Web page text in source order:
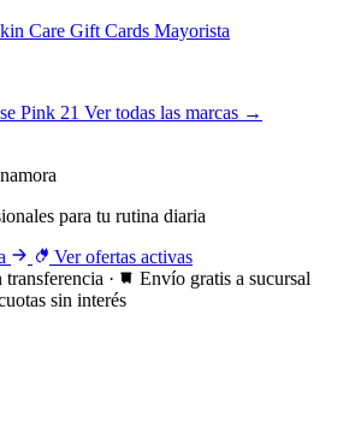
Care Gift Cards Mayorista
Pink 21 Ver todas las marcas →
para tu rutina diaria
Ver ofertas activas
·
Envío gratis a sucursal
sin interés